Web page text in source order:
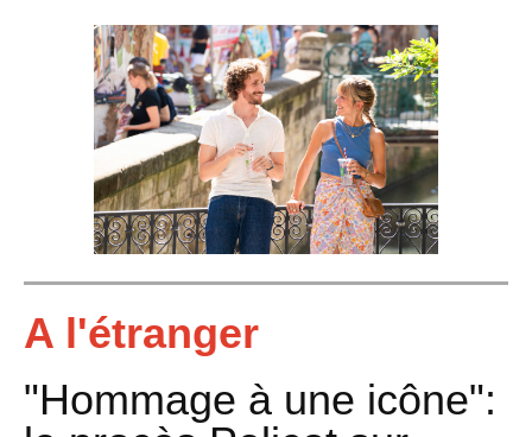
A l'étranger
"Hommage à une icône":